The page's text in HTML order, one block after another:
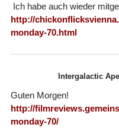
Ich habe auch wieder
http://
monday-70.html
Intergalactic
Guten Morgen!
http://
monday-70/